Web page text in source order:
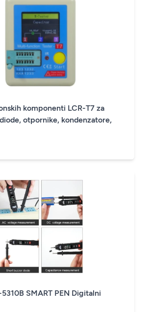
komponenti LCR-T7 za
otpornike, kondenzatore,
SMART PEN Digitalni